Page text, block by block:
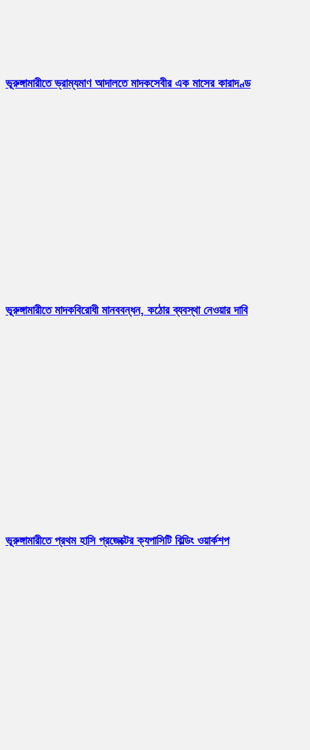
ভূরুঙ্গামারীতে ভ্রাম্যমাণ আদালতে মাদকসেবীর এক মাসের কারাদণ্ড
ভূরুঙ্গামারীতে মাদকবিরোধী মানববন্ধন, কঠোর ব্যবস্থা নেওয়ার দাবি
ভূরুঙ্গামারীতে প্রথম হাসি প্রজেক্টের ক্যপাসিটি বিল্ডিং ওয়ার্কশপ